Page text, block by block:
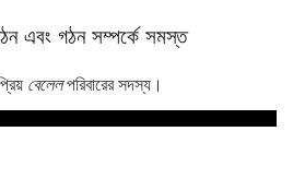
এবং গঠন সম্পর্কে সমস্ত
বেলেলপরিবারের সদস্য।